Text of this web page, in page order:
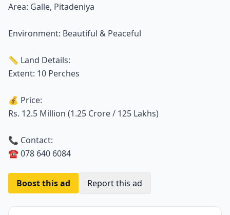
Area: Galle, Pitadeniya
Environment: Beautiful & Peaceful
📏 Land Details:
Extent: 10 Perches
💰 Price:
Rs. 12.5 Million (1.25 Crore / 125 Lakhs)
📞 Contact:
☎️ 078 640 6084
Boost this ad Report this ad